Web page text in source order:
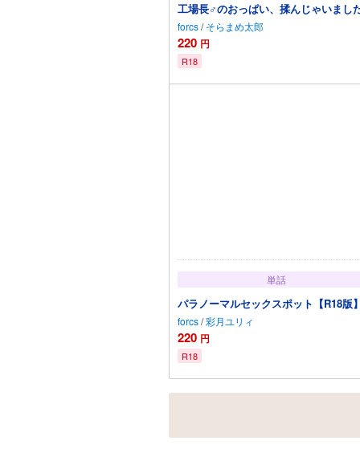
工場長♂のおっぱい、揉んじゃいまし
forcs/ そらまめ太郎
220 円
R18
単話
パラノーマルセックスポット【R18版
forcs/彩月ユリィ
220 円
R18